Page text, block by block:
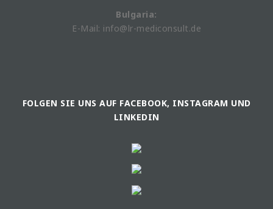
Bulgaria:
E-Mail: info@lr-mediconsult.de
FOLGEN SIE UNS AUF FACEBOOK, INSTAGRAM UND
LINKEDIN